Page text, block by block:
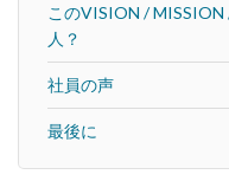
このVISION /
人？
社員の声
最後に